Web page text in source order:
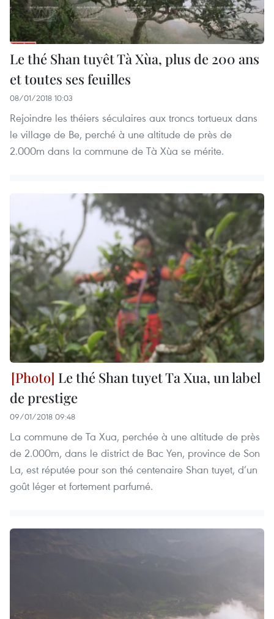
Le thé Shan tuyêt Tà Xùa, plus de 200 ans
et toutes ses feuilles
08/01/2018 10:03
Rejoindre les théiers séculaires aux troncs tortueux dans
le village de Be, perché à une altitude de près de
2.000m dans la commune de Tà Xùa se mérite.
Le thé Shan tuyet Ta Xua, un label
de prestige
09/01/2018 09:48
La commune de Ta Xua, perchée à une altitude de près
de 2.000m, dans le district de Bac Yen, province de Son
La, est réputée pour son thé centenaire Shan tuyet, d’un
goût léger et fortement parfumé.